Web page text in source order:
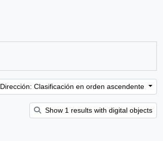
Dirección: Clasificación en orden ascendente
Show 1 results with digital objects